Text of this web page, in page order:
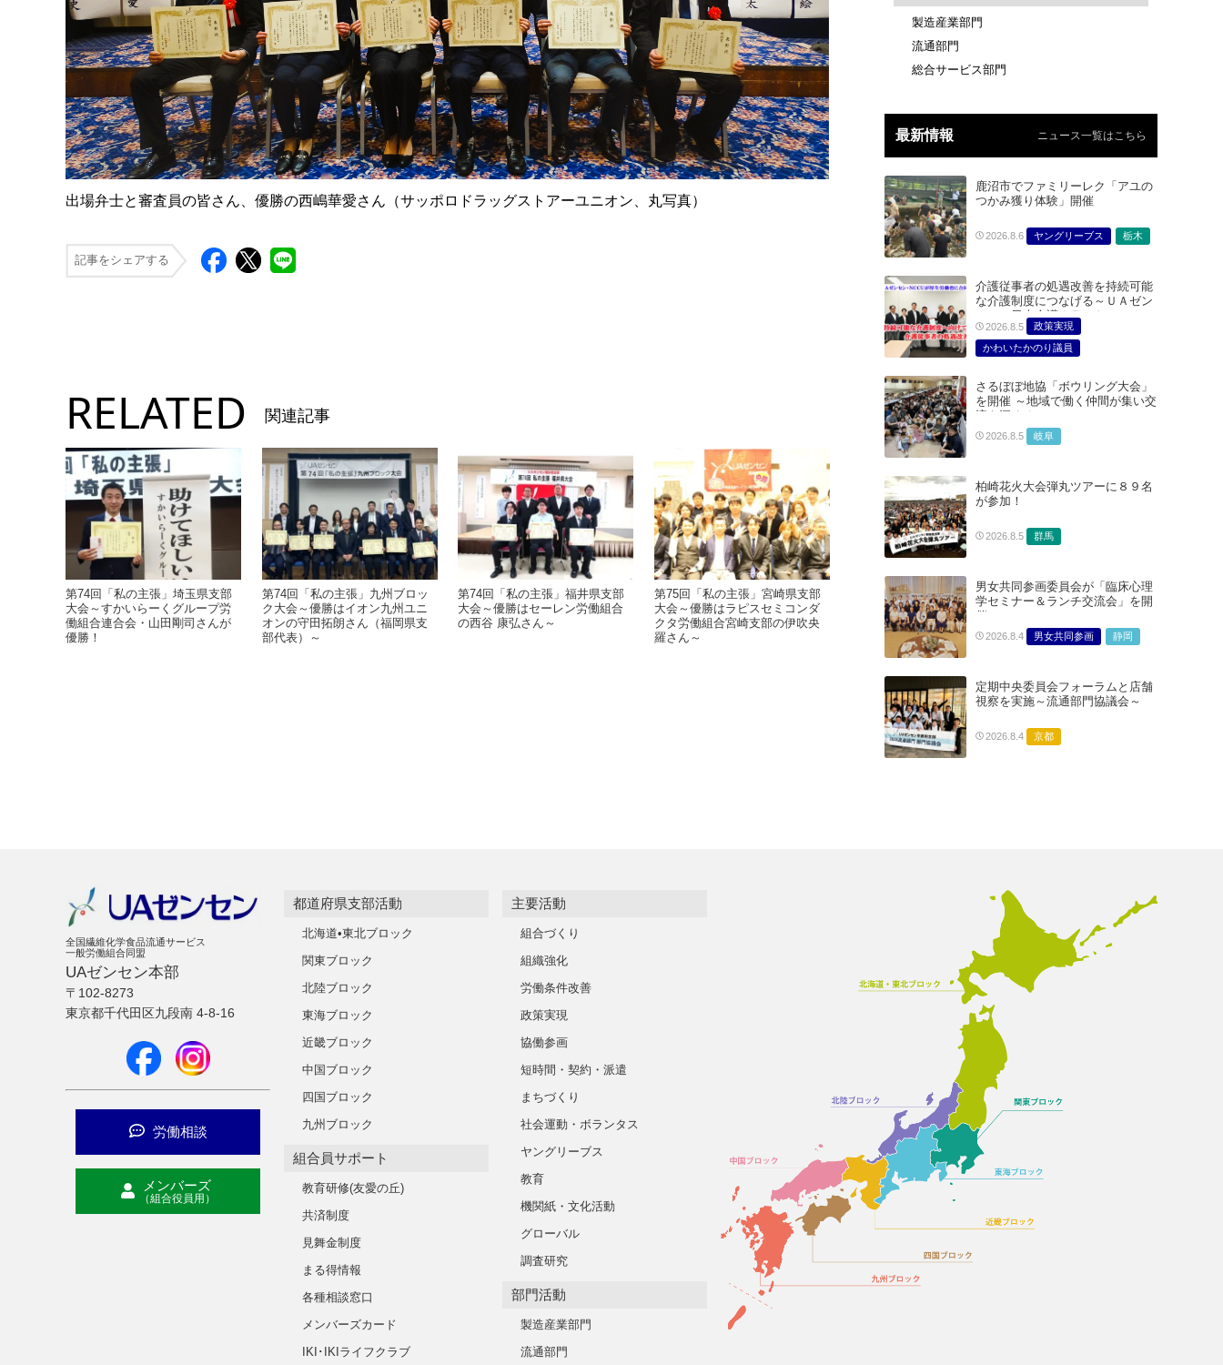
出場弁士と審査員の皆さん、優勝の西嶋華愛さん（サッポロドラッグストアーユニオン、丸写真）
記事をシェアする
RELATED 関連記事
第74回「私の主張」埼玉県支部
大会～すかいらーくグループ労
働組合連合会・山田剛司さんが
優勝！
第74回「私の主張」九州ブロッ
ク大会～優勝はイオン九州ユニ
オンの守田拓朗さん（福岡県支
部代表）～
第74回「私の主張」福井県支部
大会～優勝はセーレン労働組合
の西谷 康弘さん～
第75回「私の主張」宮崎県支部
大会～優勝はラピスセミコンダ
クタ労働組合宮崎支部の伊吹央
羅さん～
製造産業部門
流通部門
総合サービス部門
最新情報 ニュース一覧はこちら
鹿沼市でファミリーレク「アユの
つかみ獲り体験」開催
2026.8.6 ヤングリーブス 栃木
介護従事者の処遇改善を持続可能
な介護制度につなげる～ＵＡゼン
セン・日本介護クラフトユニオン
合同で厚生労働省に対する要請を
実施～
2026.8.5
政策実現
かわいたかのり議員
どうごみまきこ議員
総合サービス部門
医療・介護・福祉部会
さるぼぼ地協「ボウリング大会」
を開催 ～地域で働く仲間が集い交
流を深める～
2026.8.5 岐阜
柏崎花火大会弾丸ツアーに８９名
が参加！
2026.8.5 群馬
男女共同参画委員会が「臨床心理
学セミナー＆ランチ交流会」を開
催
2026.8.4 男女共同参画 静岡
定期中央委員会フォーラムと店舗
視察を実施～流通部門協議会～
2026.8.4 京都
全国繊維化学食品流通サービス
一般労働組合同盟
UAゼンセン本部
〒102-8273
東京都千代田区九段南 4-8-16
労働相談
メンバーズ
（組合役員用）
都道府県支部活動
北海道•東北ブロック
関東ブロック
北陸ブロック
東海ブロック
近畿ブロック
中国ブロック
四国ブロック
九州ブロック
組合員サポート
教育研修(友愛の丘)
共済制度
見舞金制度
まる得情報
各種相談窓口
メンバーズカード
IKI･IKIライフクラブ
主要活動
組合づくり
組織強化
労働条件改善
政策実現
協働参画
短時間・契約・派遣
まちづくり
社会運動・ボランタス
ヤングリーブス
教育
機関紙・文化活動
グローバル
調査研究
部門活動
製造産業部門
流通部門